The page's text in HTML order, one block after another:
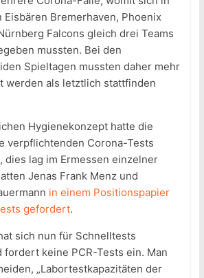
Eisbären Bremerhaven, Phoenix
Falcons gleich drei Teams
mussten. Bei den
Spieltagen mussten daher mehr
werden als letztlich stattfinden
Hygienekonzept hatte die
verpflichtenden Corona-Tests
dies lag im Ermessen einzelner
Jenas Frank Menz und
in einem Positionspapier
gefordert.
sich nun für Schnelltests
keine PCR-Tests ein. Man
„Labortestkapazitäten der